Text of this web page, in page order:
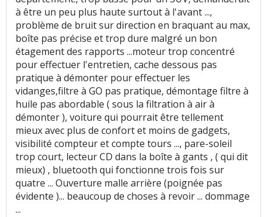
à être un peu plus haute surtout à l'avant ...,
problème de bruit sur direction en braquant au max,
boîte pas précise et trop dure malgré un bon
étagement des rapports ...moteur trop concentré
pour effectuer l'entretien, cache dessous pas
pratique à démonter pour effectuer les
vidanges,filtre à GO pas pratique, démontage filtre à
huile pas abordable ( sous la filtration à air à
démonter ), voiture qui pourrait être tellement
mieux avec plus de confort et moins de gadgets,
visibilité compteur et compte tours ..., pare-soleil
trop court, lecteur CD dans la boîte à gants , ( qui dit
mieux) , bluetooth qui fonctionne trois fois sur
quatre ... Ouverture malle arrière (poignée pas
évidente )... beaucoup de choses à revoir ... dommage
...